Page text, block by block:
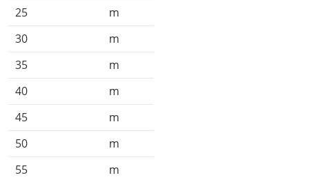
25
m
30
m
35
m
40
m
45
m
50
m
55
m